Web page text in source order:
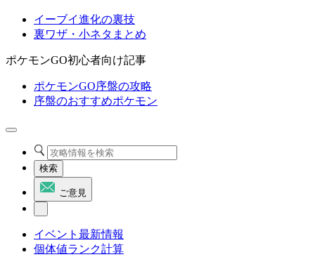
イーブイ進化の裏技
裏ワザ・小ネタまとめ
ポケモンGO初心者向け記事
ポケモンGO序盤の攻略
序盤のおすすめポケモン
検索
ご意見
イベント最新情報
個体値ランク計算